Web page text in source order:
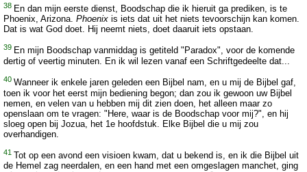
38 En dan mijn eerste dienst, Boodschap die ik hieruit ga prediken, is te
Phoenix, Arizona. Phoenix is iets dat uit het niets tevoorschijn kan komen.
Dat is wat God doet. Hij neemt niets, doet daaruit iets opstaan.
39 En mijn Boodschap vanmiddag is getiteld "Paradox", voor de komende
dertig of veertig minuten. En ik wil lezen vanaf een Schriftgedeelte dat...
40 Wanneer ik enkele jaren geleden een Bijbel nam, en u mij de Bijbel gaf,
toen ik voor het eerst mijn bediening begon; dan zou ik gewoon uw Bijbel
nemen, en velen van u hebben mij dit zien doen, het alleen maar zo
openslaan om te vragen: "Here, waar is de Boodschap voor mij?", en hij
sloeg open bij Jozua, het 1e hoofdstuk. Elke Bijbel die u mij zou
overhandigen.
41 Tot op een avond een visioen kwam, dat u bekend is, en ik die Bijbel uit
de Hemel zag neerdalen, en een hand met een omgeslagen manchet, ging